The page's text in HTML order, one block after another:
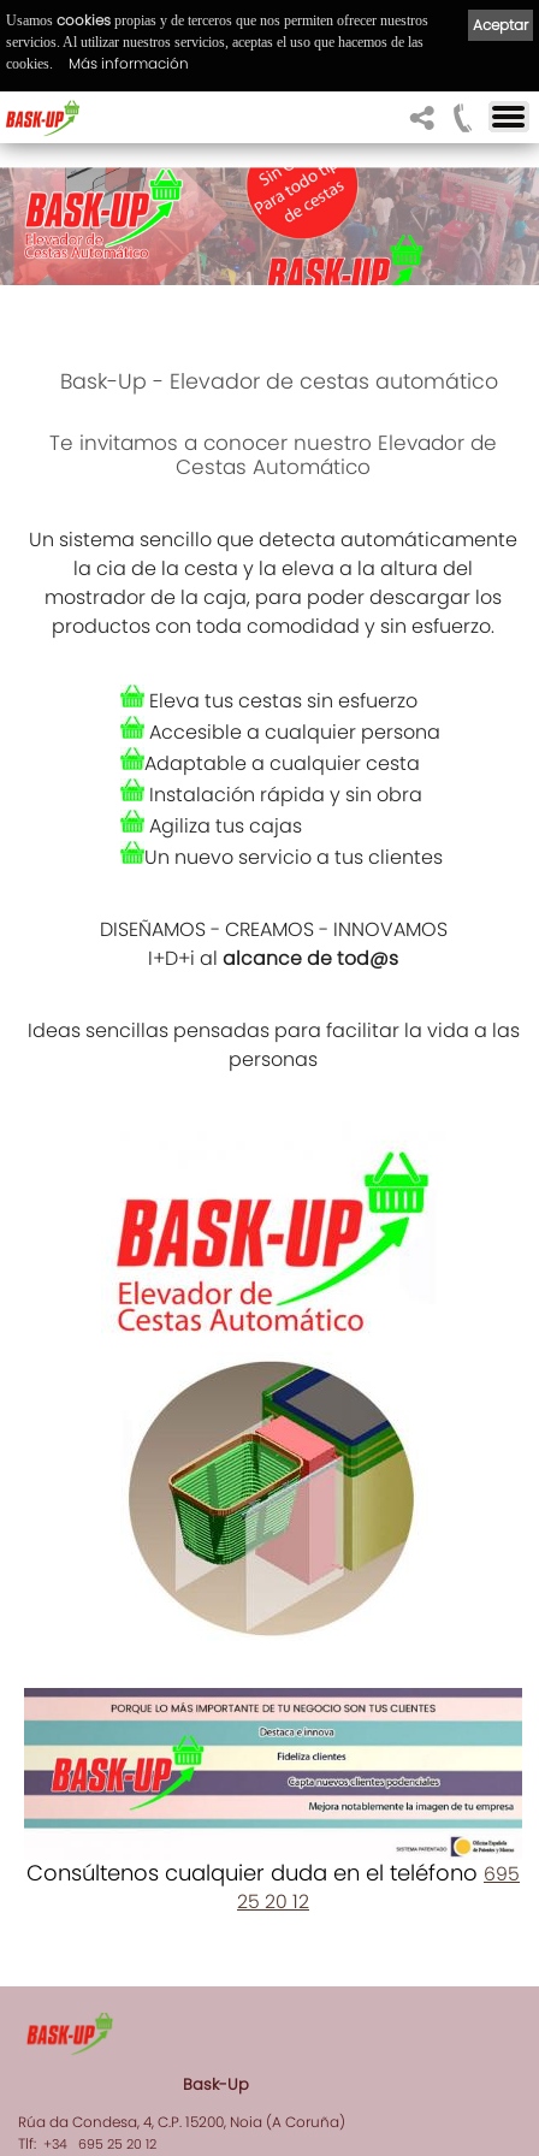
Bask-Up - Elevador de cestas automático
Te invitamos a conocer nuestro Elevador de
Cestas Automático
Un sistema sencillo que detecta automáticamente
la cia de la cesta y la eleva a la altura del
mostrador de la caja, para poder descargar los
productos con toda comodidad y sin esfuerzo.
Eleva tus cestas sin esfuerzo
Accesible a cualquier persona
Adaptable a cualquier cesta
Instalación rápida y sin obra
Agiliza tus cajas
Un nuevo servicio a tus clientes
DISEÑAMOS - CREAMOS - INNOVAMOS
I+D+i al alcance de tod@s
Ideas sencillas pensadas para facilitar la vida a las
personas
Consúltenos cualquier duda en el teléfono 695
25 20 12
Bask-Up
Rúa da Condesa, 4, C.P. 15200, Noia (A Coruña)
Tlf: +34 695 25 20 12
Aceptar
Usamos cookies propias y de terceros que nos permiten ofrecer nuestros
servicios. Al utilizar nuestros servicios, aceptas el uso que hacemos de las
cookies.
Más información